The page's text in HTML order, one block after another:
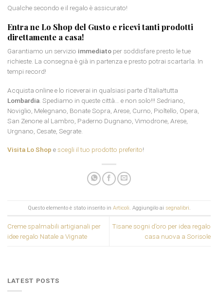
Qualche secondo e il regalo è assicurato!
Entra ne Lo Shop del Gusto e ricevi tanti prodotti
direttamente a casa!
Garantiamo un servizio immediato per soddisfare presto le tue
richieste. La consegna è già in partenza e presto potrai scartarla. In
tempi record!
Acquista online e lo riceverai in qualsiasi parte d’Italia!tutta
Lombardia . Spediamo in queste città… e non solo!!! Sedriano,
Noviglio, Melegnano, Bonate Sopra, Arese, Curno, Pioltello, Opera,
San Zenone al Lambro, Paderno Dugnano, Vimodrone, Arese,
Urgnano, Cesate, Segrate.
Visita Lo Shop escegli il tuo prodotto preferito!
Questo elemento è stato inserito in Articoli. Aggiungilo ai segnalibri.
Creme spalmabili artigianali per
idee regalo Natale a Vignate
Tisane sogni d’oro per idea regalo
casa nuova a Sorisole
LATEST POSTS